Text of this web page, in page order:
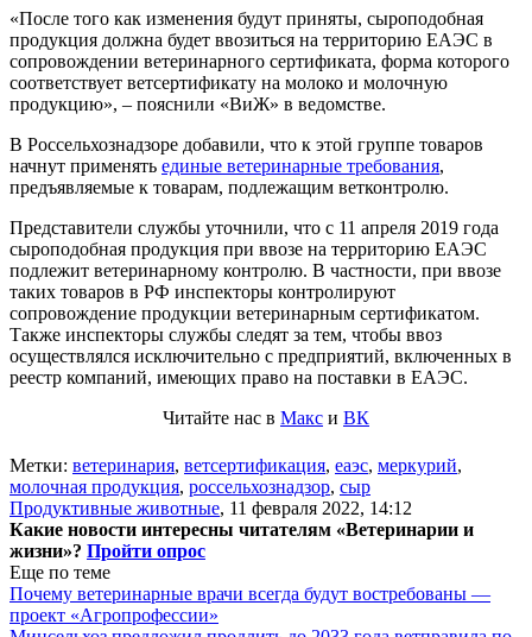
«После того как изменения будут приняты, сыроподобная
продукция должна будет ввозиться на территорию ЕАЭС в
сопровождении ветеринарного сертификата, форма которого
соответствует ветсертификату на молоко и молочную
продукцию», – пояснили «ВиЖ» в ведомстве.
В Россельхознадзоре добавили, что к этой группе товаров
начнут применять единые ветеринарные требования,
предъявляемые к товарам, подлежащим ветконтролю.
Представители службы уточнили, что с 11 апреля 2019 года
сыроподобная продукция при ввозе на территорию ЕАЭС
подлежит ветеринарному контролю. В частности, при ввозе
таких товаров в РФ инспекторы контролируют
сопровождение продукции ветеринарным сертификатом.
Также инспекторы службы следят за тем, чтобы ввоз
осуществлялся исключительно с предприятий, включенных в
реестр компаний, имеющих право на поставки в ЕАЭС.
Читайте нас в Макс и ВК
Метки: ветеринария, ветсертификация, еаэс, меркурий,
молочная продукция, россельхознадзор, сыр
Продуктивные животные, 11 февраля 2022, 14:12
Какие новости интересны читателям «Ветеринарии и
жизни»? Пройти опрос
Еще по теме
Почему ветеринарные врачи всегда будут востребованы —
проект «Агропрофессии»